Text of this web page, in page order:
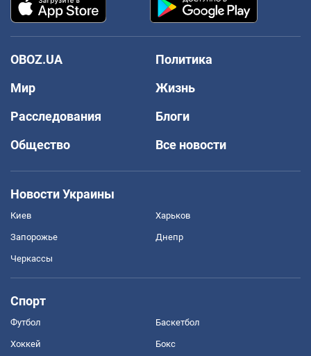
OBOZ.UA
Политика
Мир
Жизнь
Расследования
Блоги
Общество
Все новости
Новости Украины
Киев Харьков
Запорожье Днепр
Черкассы
Спорт
Футбол Баскетбол
Хоккей Бокс